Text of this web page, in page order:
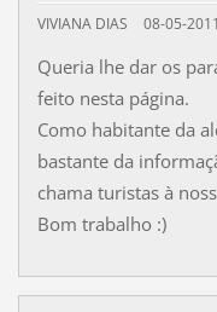
VIVIANA DIAS 08-05-2011
Queria lhe dar os
feito nesta página.
Como habitante da
bastante da
chama turistas à
Bom trabalho :)